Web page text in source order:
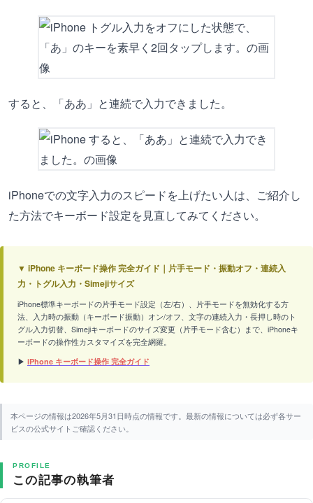
すると、「ああ」と連続で入力できました。
iPhoneでの文字入力のスピードを上げたい人は、ご紹介し
た方法でキーボード設定を見直してみてください。
▼ iPhone キーボード操作 完全ガイド｜片手モード・振動オフ・連続入
力・トグル入力・Simejiサイズ
iPhone標準キーボードの片手モード設定（左/右）、片手モードを無効化する方
法、入力時の振動（キーボード振動）オン/オフ、文字の連続入力・長押し時のト
グル入力切替、Simejiキーボードのサイズ変更（片手モード含む）まで、iPhoneキ
ーボードの操作性カスタマイズを完全網羅。
▶ iPhone キーボード操作 完全ガイド
本ページの情報は2026年5月31日時点の情報です。最新の情報については必ず各サー
ビスの公式サイトご確認ください。
PROFILE
この記事の執筆者